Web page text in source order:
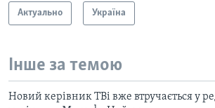
Актуально Україна
Інше за темою
Новий керівник ТВі вже втручається у